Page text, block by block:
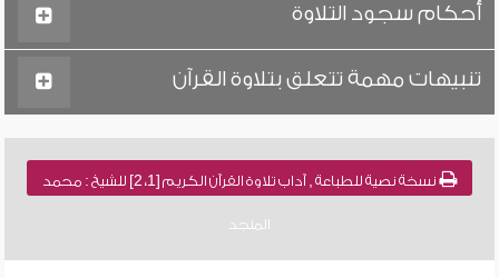
أحكام سجود التلاوة
تنبيهات مهمة تتعلق بتلاوة القرآن
نسخة نصية للطباعة , آداب تلاوة القرآن الكريم [1، 2] للشيخ : محمد
المنجد